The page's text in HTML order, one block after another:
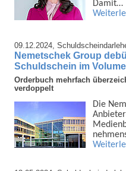
Damit…
09.12.2024,
Nemetschek Group
Schuldschein im
Orderbuch mehrfach
verdoppelt
Die